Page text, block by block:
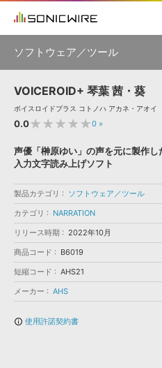
ソフト音源 »
プラグイン・エフェクト »
サンプルパック »
ソフトウェア／ツール »
DAW »
効果音 »
キャンペーン »
特集 »
ニュースレター »
SONICWIREブログ »
製品サポート情報 »
DTMガイド »
FAQ »
お問い合わせ »
初音ミク NT 鏡音リン・レン V4X
KAITO V3
VOCALOID
VIENNA
EZ DRUMMER 3
サンプルパックを試そう
ボ
ELECTRONICA
EDM
ソフト音源 プラグイン・
ソフトウェア／ツール
ソフトウェア／ツール
製品一覧
カテゴリ
メーカー
ランキング
VOICEROID+ 琴葉 茜・葵
ボイスロイドプラス コトノハ アカネ・アオイ
0.0★★★★★0 »
声優「榊原ゆい」の声を元に製作し
入力文字読み上げソフト
製品カテゴリ
ソフトウェア／ツール
カテゴリ
NARRATION
リリース時期
2022年10月
商品コード
B6019
短縮コード
AHS21
メーカー
AHS
info_outline 使用許諾契約書